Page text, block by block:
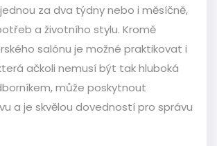
za dva týdny nebo i měsíčně,
a životního stylu. Kromě
salónu je možné praktikovat i
ačkoli nemusí být tak hluboká
může poskytnout
a je skvělou dovedností pro správu